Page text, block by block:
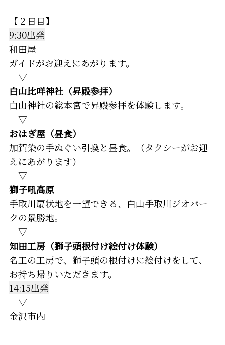
【２日目】
9:30出発
和田屋
ガイドがお迎えにあがります。
▽
白山比咩神社（昇殿参拝）
白山神社の総本宮で昇殿参拝を体験します。
▽
おはぎ屋（昼食）
加賀染の手ぬぐい引換と昼食。（タクシーがお迎
えにあがります）
▽
獅子吼高原
手取川扇状地を一望できる、白山手取川ジオパー
クの景勝地。
▽
知田工房（獅子頭根付け絵付け体験）
名工の工房で、獅子頭の根付けに絵付けをして、
お持ち帰りいただきます。
14:15出発
▽
金沢市内